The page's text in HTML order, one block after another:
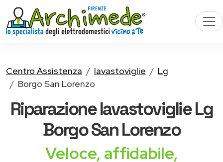
Centro Assistenza lavastoviglie
Lg
Borgo San Lorenzo
Riparazionelavastoviglie Lg
Borgo San Lorenzo
Veloce, affidabile,